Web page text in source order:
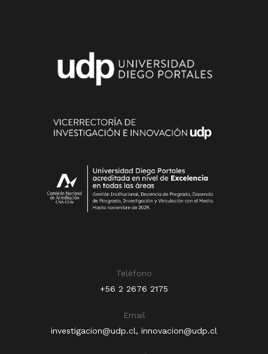
Teléfono
+56 2 2676 2175
Email
investigacion@udp.cl, innovacion@udp.cl